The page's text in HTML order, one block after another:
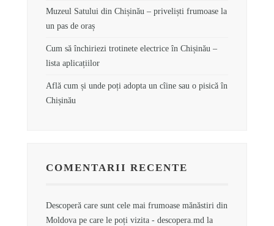
Muzeul Satului din Chișinău – priveliști frumoase la
un pas de oraș
Cum să închiriezi trotinete electrice în Chișinău –
lista aplicațiilor
Află cum și unde poți adopta un cîine sau o pisică în
Chișinău
COMENTARII RECENTE
Descoperă care sunt cele mai frumoase mănăstiri din
Moldova pe care le poți vizita - descopera.md la